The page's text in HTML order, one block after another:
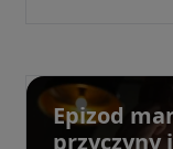
Epizod
przyczyny